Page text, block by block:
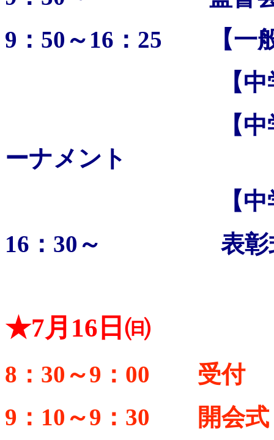
9：50～16：25 【一
【中学生の部
【中学生の部
ーナメント
【中学生の
16：30～ 表彰式
★7月16日㈰
8：30～9：00 受付
9：10～9：30 開会式